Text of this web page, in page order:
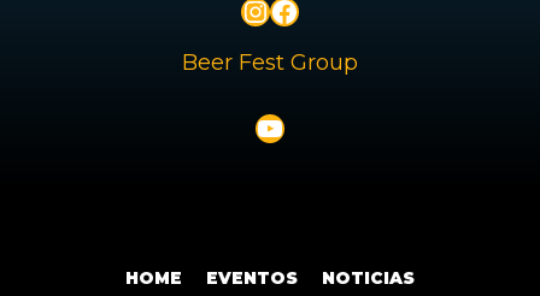
Instagram
Facebook
Beer Fest Group
YouTube
HOME EVENTOS NOTICIAS